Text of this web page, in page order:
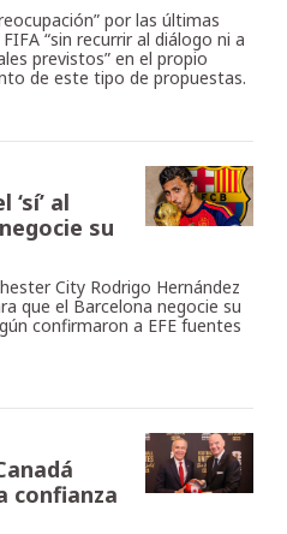
por las últimas
“sin recurrir al diálogo ni a
previstos” en el propio
de este tipo de propuestas.
al
su
City Rodrigo Hernández
que el Barcelona negocie su
confirmaron a EFE fuentes
confianza